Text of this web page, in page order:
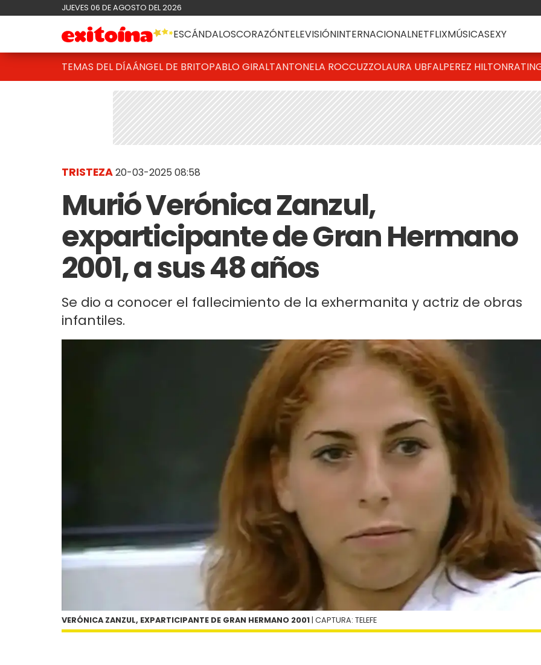
JUEVES 06 DE AGOSTO DEL 2026
ESCÁNDALOSCORAZÓNTELEVISIÓNINTERNACIONALNETFLIXMÚSICASEXY
TEMAS DEL DÍAÁNGEL DE BRITOPABLO GIRALTANTONELA ROCCUZZOLAURA UBFALPEREZ HILTON
TRISTEZA20-03-2025 08:58
Murió Verónica Zanzul,
exparticipante de Gran Hermano
2001, a sus 48 años
Se dio a conocer el fallecimiento de la exhermanita y actriz de obras
infantiles.
VERÓNICA ZANZUL, EXPARTICIPANTE DE GRAN HERMANO 2001 | CAPTURA: TELEFE